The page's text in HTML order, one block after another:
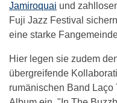
Jamiroquai und
Fuji Jazz Festival
eine starke
Hier legen sie zudem
übergreifende
rumänischen Band Laço